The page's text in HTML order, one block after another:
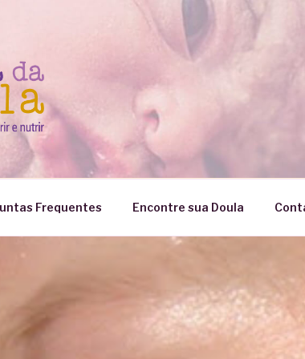
Frequentes Encontre sua Doula